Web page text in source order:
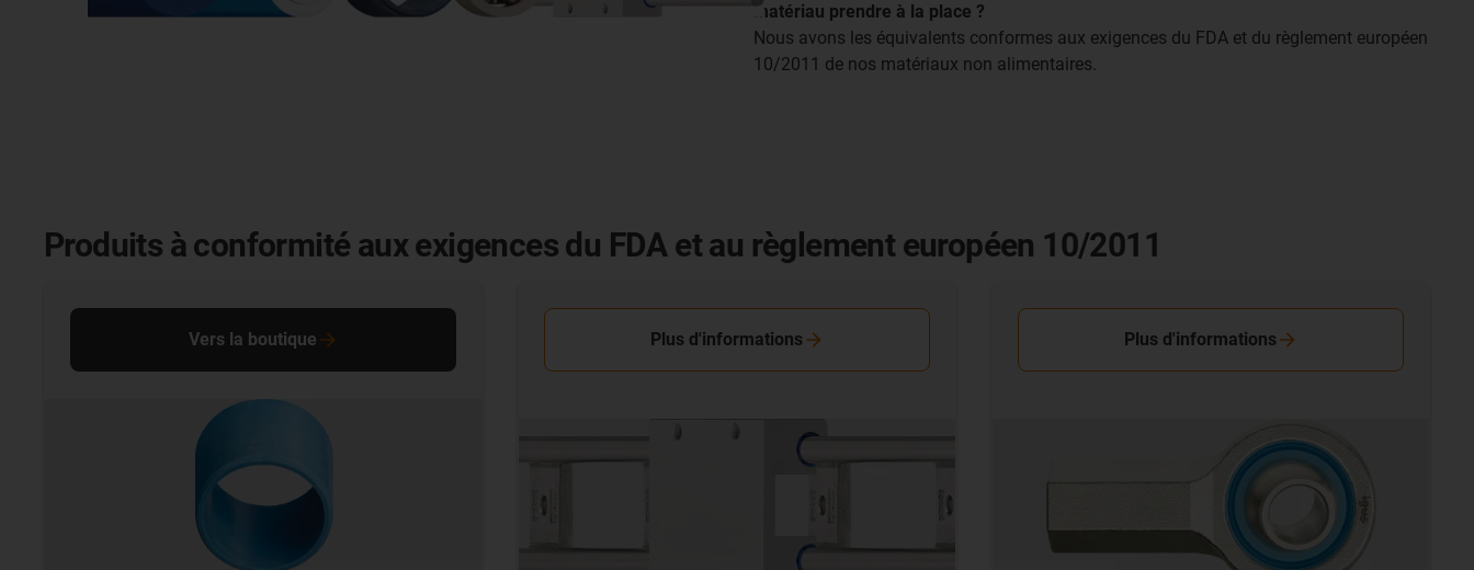
matériau prendre à la place ?
Nous avons les équivalents conformes aux exigences du FDA et du règlement européen
10/2011 de nos matériaux non alimentaires.
Produits à conformité aux exigences du FDA et au règlement européen 10/2011
Vers la boutique Plus d'informations Plus d'informations